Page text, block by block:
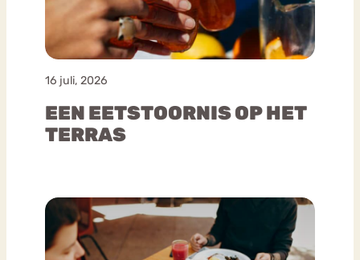
16 juli, 2026
EEN EETSTOORNIS OP HET
TERRAS